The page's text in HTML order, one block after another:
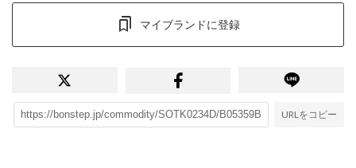
マイブランドに登録
URLをコピー